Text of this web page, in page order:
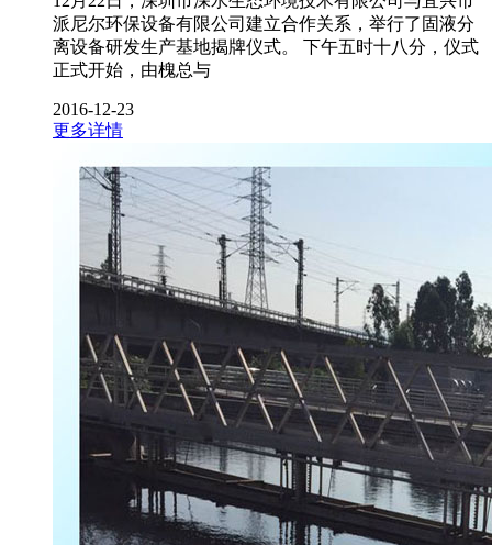
派尼尔环保设备有限公司建立合作关系，举行了固液分
离设备研发生产基地揭牌仪式。 下午五时十八分，仪式
正式开始，由槐总与
2016-12-23
更多详情